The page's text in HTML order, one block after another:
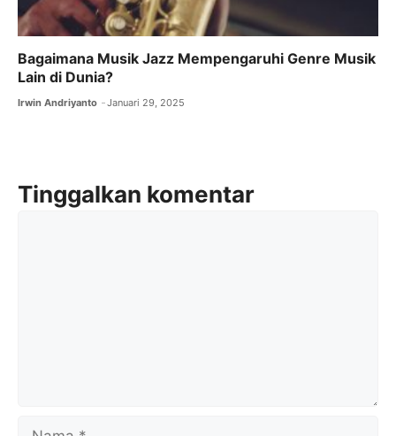
Bagaimana Musik Jazz Mempengaruhi Genre Musik
Lain di Dunia?
Irwin Andriyanto Januari 29, 2025
Tinggalkan komentar
Nama